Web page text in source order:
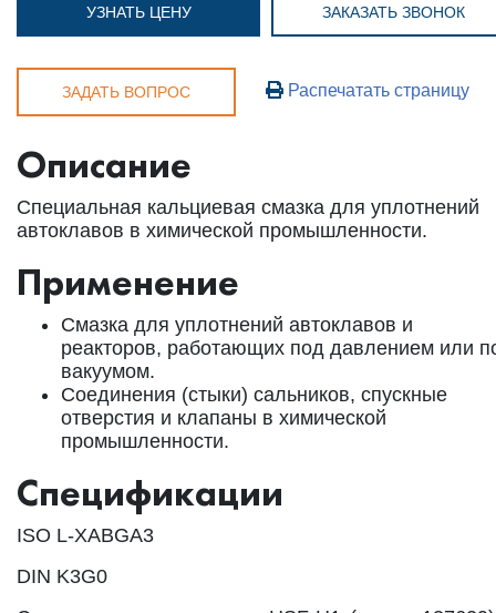
УЗНАТЬ ЦЕНУ ЗАКАЗАТЬ ЗВОНОК
ЗАДАТЬ ВОПРОС Распечатать страницу
Описание
Специальная кальциевая смазка для уплотнений
автоклавов в химической промышленности.
Применение
Смазка для уплотнений автоклавов и
реакторов, работающих под давлением или
вакуумом.
Соединения (стыки) сальников, спускные
отверстия и клапаны в химической
промышленности.
Спецификации
ISO L-XABGA3
DIN K3G0